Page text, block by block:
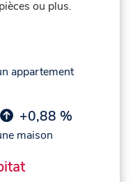
ou plus.
appartement
+0,88 %
maison